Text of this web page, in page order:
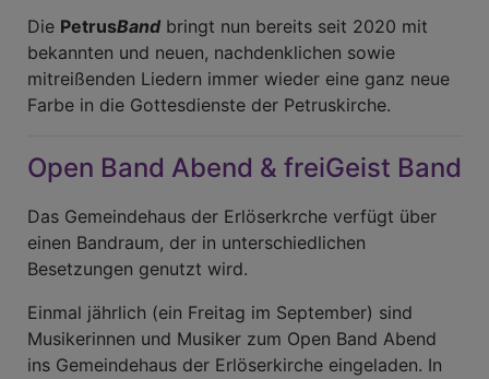
Die PetrusBand bringt nun bereits seit 2020 mit
bekannten und neuen, nachdenklichen sowie
mitreißenden Liedern immer wieder eine ganz neue
Farbe in die Gottesdienste der Petruskirche.
Open Band Abend & freiGeist Band
Das Gemeindehaus der Erlöserkrche verfügt über
einen Bandraum, der in unterschiedlichen
Besetzungen genutzt wird.
Einmal jährlich (ein Freitag im September) sind
Musikerinnen und Musiker zum Open Band Abend
ins Gemeindehaus der Erlöserkirche eingeladen. In